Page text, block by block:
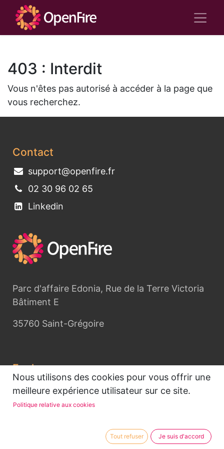
403 : Interdit
Vous n'êtes pas autorisé à accéder à la page que
vous recherchez.
Contact
support@openfire.fr
02 30 96 02 65
Linkedin
Parc d'affaire Edonia, Rue de la Terre Victoria
Bâtiment E
35760 Saint-Grégoire
Explorer
Accueil
OpenFire
Nous utilisons des cookies pour vous offrir une
meilleure expérience utilisateur sur ce site.
Politique relative aux cookies
Tout refuser Je suis d'accord